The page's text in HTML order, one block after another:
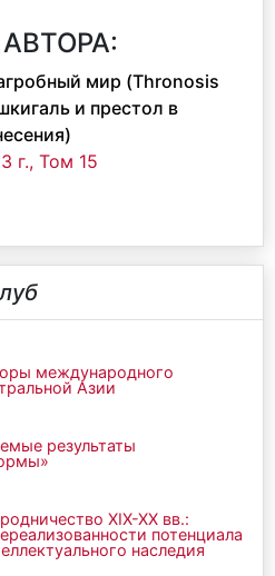
мир (Thronosis
и престол в
г., Том 15
международного
Азии
результаты
ХIХ-ХХ вв.:
потенциала
наследия